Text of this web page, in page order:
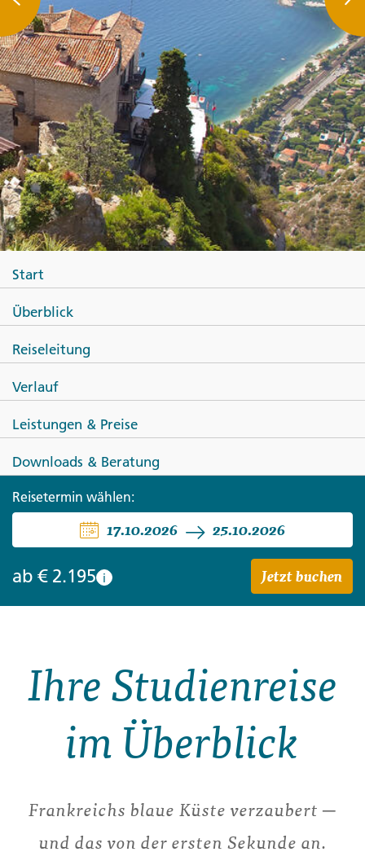
Côte d'Azur - zwischen Monaco
und St-Tropez
Start
Überblick
Reiseleitung
Verlauf
Leistungen & Preise
Downloads & Beratung
Reisetermin wählen:
17.10.2026 25.10.2026
ab € 2.195 i Jetzt buchen
Ihre Studienreise
im Überblick
Frankreichs blaue Küste verzaubert ─
und das von der ersten Sekunde an.